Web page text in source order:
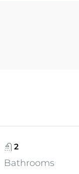
2
Bathrooms